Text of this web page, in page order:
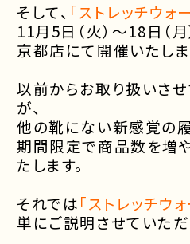
そして、 「ストレッチウォ
11月5日（火）～18日（月
京都店にて開催いたしま
以前からお取り扱いさ
が、
他の靴にない新感覚の
期間限定で商品数を増
たします。
それでは「ストレッチウ
単にご説明させていただ